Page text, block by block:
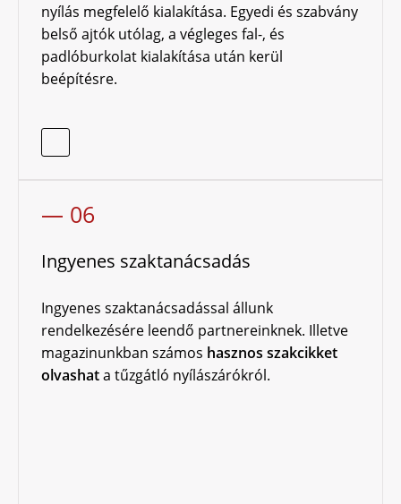
nyílás megfelelő kialakítása. Egyedi és szabvány
belső ajtók utólag, a végleges fal-, és
padlóburkolat kialakítása után kerül
beépítésre.
— 06
Ingyenes szaktanácsadás
Ingyenes szaktanácsadással állunk
rendelkezésére leendő partnereinknek. Illetve
magazinunkban számos hasznos szakcikket
olvashata tűzgátló nyílászárókról.